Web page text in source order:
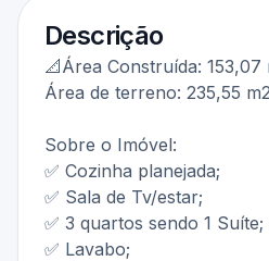
Descrição
📐Área Construída: 153,07
Área de terreno: 235,55 m2
Sobre o Imóvel:
✅ Cozinha planejada;
✅ Sala de Tv/estar;
✅ 3 quartos sendo 1 Suíte;
✅ Lavabo;